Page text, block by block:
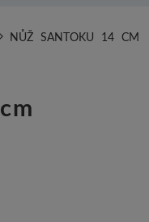
NŮŽ SANTOKU 14 CM